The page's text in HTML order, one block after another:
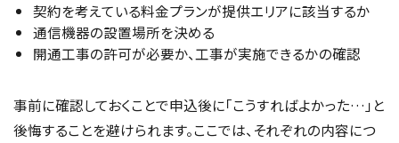
契約を考えている料金プランが提供エリアに該当するか
通信機器の設置場所を決める
開通工事の許可が必要か、工事が実施できるかの確認
事前に確認しておくことで申込後に「こうすればよかった…」と
後悔することを避けられます。ここでは、それぞれの内容につ